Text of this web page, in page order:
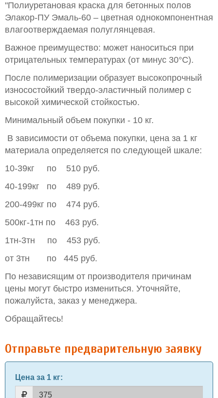
"Полиуретановая краска для бетонных полов
Элакор-ПУ Эмаль-60 – цветная однокомпонентная
влагоотверждаемая полуглянцевая.
Важное преимущество: может наноситься при
отрицательных температурах (от минус 30°С).
После полимеризации образует высокопрочный
износостойкий твердо-эластичный полимер с
высокой химической стойкостью.
Минимальный объем покупки - 10 кг.
В зависимости от объема покупки, цена за 1 кг
материала определяется по следующей шкале:
10-39кг по 510 руб.
40-199кг по 489 руб.
200-499кг по 474 руб.
500кг-1тн по 463 руб.
1тн-3тн по 453 руб.
от 3тн по 445 руб.
По независящим от производителя причинам
цены могут быстро измениться. Уточняйте,
пожалуйста, заказ у менеджера.
Обращайтесь!
Отправьте предварительную заявку
Цена за 1 кг: